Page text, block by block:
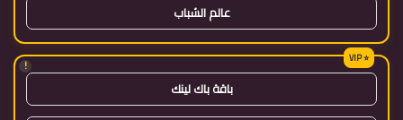
عالم الشباب
!
باقة باك لينك